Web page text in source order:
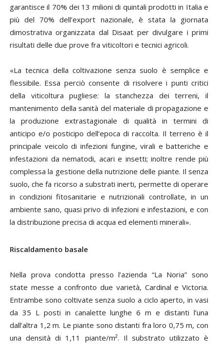
garantisce il 70% dei 13 milioni di quintali prodotti in Italia e
più del 70% dell’export nazionale, è stata la giornata
dimostrativa organizzata dal Disaat per divulgare i primi
risultati delle due prove fra viticoltori e tecnici agricoli.
«La tecnica della coltivazione senza suolo è semplice e
flessibile. Essa perciò consente di risolvere i punti critici
della viticoltura pugliese: la stanchezza dei terreni, il
mantenimento della sanità del materiale di propagazione e
la produzione extrastagionale di qualità in termini di
anticipo e/o posticipo dell’epoca di raccolta. Il terreno è il
principale veicolo di infezioni fungine, virali e batteriche e
infestazioni da nematodi, acari e insetti; inoltre rende più
complessa la gestione della nutrizione delle piante. Il senza
suolo, che fa ricorso a substrati inerti, permette di operare
in condizioni fitosanitarie e nutrizionali controllate, in un
ambiente sano, quasi privo di infezioni e infestazioni, e con
la distribuzione precisa di acqua ed elementi minerali».
Riscaldamento basale
Nella prova condotta presso l’azienda “La Noria” sono
state messe a confronto due varietà, Cardinal e Victoria.
Entrambe sono coltivate senza suolo a ciclo aperto, in vasi
da 35 L posti in canalette lunghe 6 m e distanti l’una
dall’altra 1,2 m. Le piante sono distanti fra loro 0,75 m, con
una densità di 1,11 piante/m². Il substrato utilizzato è